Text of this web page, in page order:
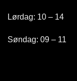
Lørdag: 10 – 14
Søndag: 09 – 11